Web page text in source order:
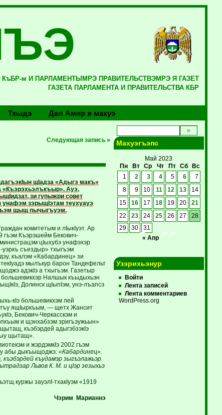
КъБР-м И ПАРЛАМЕНТЫМРЭ ПРАВИТЕЛЬСТВЭМРЭ Я ГАЗЕТ
ГАЗЕТА ПАРЛАМЕНТА И ПРАВИТЕЛЬСТВА КБР
Тхыдэ Дал Амир и махуэ
Следующая запись»
щIадза «Адыгэ макъ»
Ауэ,
зи гупыжри совет
зэрыщIэтам теухуауэ
щыщ пычыгъуэм.
комитетым и лIыкIуэт. Ар
гъэм Къэрэшейм Бекович-
цIыхубэ унафэхэр
съездыр» тхыгъэм
къалэм «Кабардинец» зи
мылъкур барон Тандефельт
адэкIэ а тхыгъэм. Газетыр
большевикхэр Налшык къыдыхьэн
Долинск щIыпIэм, унэ-лъапсэ
кIэ большевикхэм лей
ящIыркъым, — щетх Жансит
Бекович-Черкасскэм и
и щэнхабзэм зригъэужьын»
къэбэрдей адыгэбзэкIэ
щытащ».
и жэрдэмкIэ 2002 гъэм
абы дыкъыщоджэ: «Кабардинец».
къудамэр зыгъэлажьэр
Львов К. М. и цIэр зезыхьэ
куржы зауэлI-тхакIуэм «1919
Чэрим Марианнэ
Махуэгъэпс
Май 2023
Пн
Вт Ср Чт Пт Сб
Вс
1
2 3 4 5 6 7
8 9 10 11 12 13 14
15 16 17 18 19 20 21
22 23 24 25 26 27
28
29
30
31
« Апр
Узэрихьэнур
Войти
Лента записей
Лента комментариев
WordPress.org